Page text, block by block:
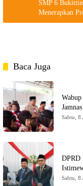
SMP 6
Menerapkan
Baca Juga
Sabtu, 8
DPRD
Sabtu, 8